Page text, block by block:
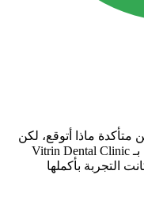
ماذا أتوقع، لكن
الآن بعد اكتمال علاجي أستطيع أن أوصي بـ Vitrin Dental Clinic
التجربة بأكملها